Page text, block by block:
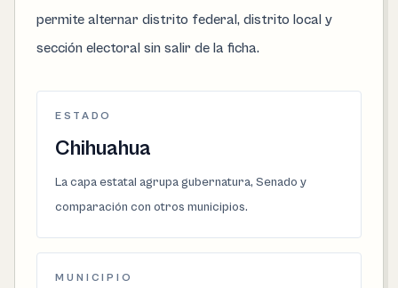
permite alternar distrito federal, distrito local y
sección electoral sin salir de la ficha.
ESTADO
Chihuahua
La capa estatal agrupa gubernatura, Senado y
comparación con otros municipios.
MUNICIPIO